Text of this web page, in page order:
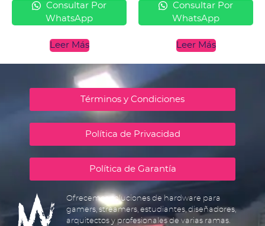
Consultar Por
WhatsApp
Leer Más
Consultar Por
WhatsApp
Leer Más
Términos y Condiciones
Política de Privacidad
Política de Garantía
Ofrecemos soluciones de hardware para
gamers, streamers, estudiantes, diseñadores,
arquitectos y profesionales de varias ramas.